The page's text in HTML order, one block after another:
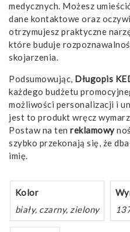
medycznych. Możesz
dane kontaktowe oraz
otrzymujesz praktyczne
które buduje
skojarzenia.
Podsumowując, Długopis
każdego budżetu
możliwości personalizacji i
jest to produkt wręcz
Postaw na ten reklamowy
szybko przekonają się, że
imię.
Kolor
biały, czarny, zielony